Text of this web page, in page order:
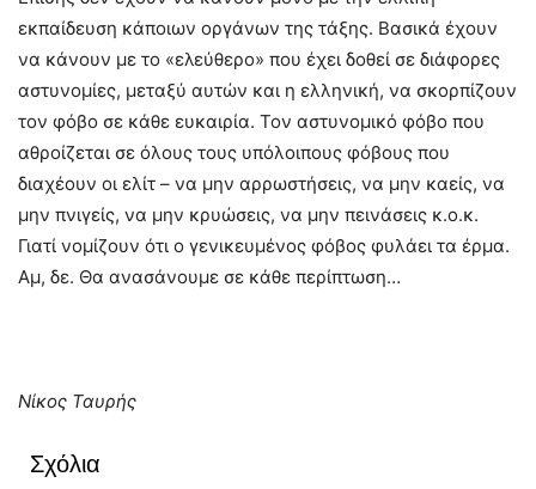
εκπαίδευση κάποιων οργάνων της τάξης. Βασικά έχουν
να κάνουν με το «ελεύθερο» που έχει δοθεί σε διάφορες
αστυνομίες, μεταξύ αυτών και η ελληνική, να σκορπίζουν
τον φόβο σε κάθε ευκαιρία. Τον αστυνομικό φόβο που
αθροίζεται σε όλους τους υπόλοιπους φόβους που
διαχέουν οι ελίτ – να μην αρρωστήσεις, να μην καείς, να
μην πνιγείς, να μην κρυώσεις, να μην πεινάσεις κ.ο.κ.
Γιατί νομίζουν ότι ο γενικευμένος φόβος φυλάει τα έρμα.
Αμ, δε. Θα ανασάνουμε σε κάθε περίπτωση…
Νίκος Ταυρής
Σχόλια